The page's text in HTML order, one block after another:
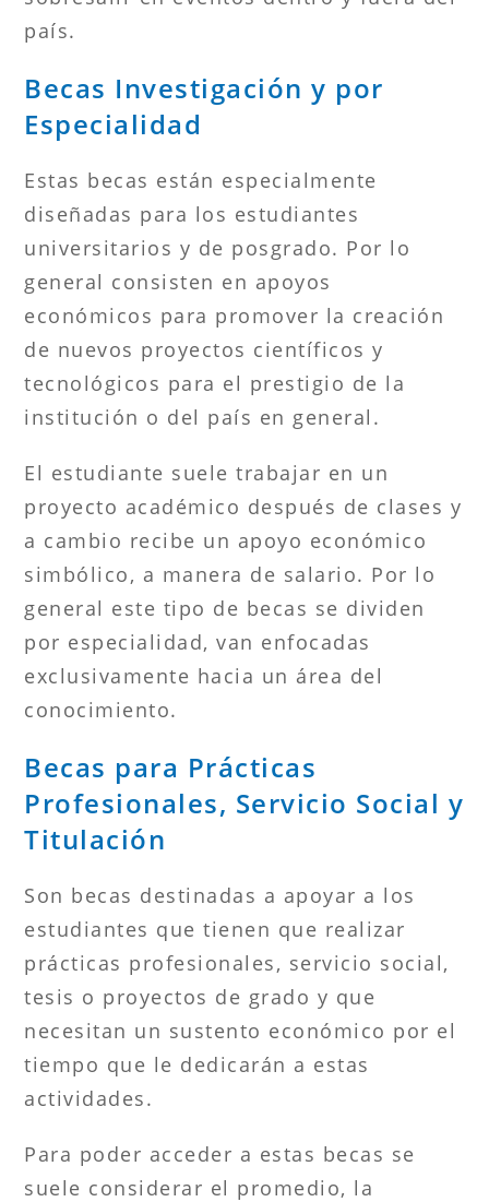
país.
Becas Investigación y por
Especialidad
Estas becas están especialmente
diseñadas para los estudiantes
universitarios y de posgrado. Por lo
general consisten en apoyos
económicos para promover la creación
de nuevos proyectos científicos y
tecnológicos para el prestigio de la
institución o del país en general.
El estudiante suele trabajar en un
proyecto académico después de clases y
a cambio recibe un apoyo económico
simbólico, a manera de salario. Por lo
general este tipo de becas se dividen
por especialidad, van enfocadas
exclusivamente hacia un área del
conocimiento.
Becas para Prácticas
Profesionales, Servicio Social y
Titulación
Son becas destinadas a apoyar a los
estudiantes que tienen que realizar
prácticas profesionales, servicio social,
tesis o proyectos de grado y que
necesitan un sustento económico por el
tiempo que le dedicarán a estas
actividades.
Para poder acceder a estas becas se
suele considerar el promedio, la